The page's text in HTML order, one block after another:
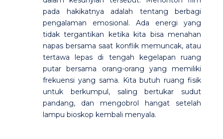
pada hakikatnya adalah tentang berbagi
pengalaman emosional. Ada energi yang
tidak tergantikan ketika kita bisa menahan
napas bersama saat konflik memuncak, atau
tertawa lepas di tengah kegelapan ruang
putar bersama orang-orang yang memiliki
frekuensi yang sama. Kita butuh ruang fisik
untuk berkumpul, saling bertukar sudut
pandang, dan mengobrol hangat setelah
lampu bioskop kembali menyala.